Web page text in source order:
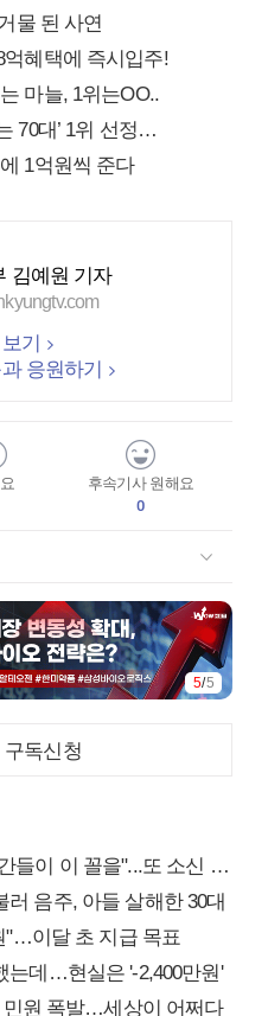
물 된 사연
혜택에 즉시입주!
마늘, 1위는OO..
70대’ 1위 선정…
1억원씩 준다
김예원 기자
기
응원하기
후속기사 원해요
0
5/5
독신청
이 이 꼴을"...또 소신 발언
음주, 아들 살해한 30대
"…이달 초 지급 목표
는데…현실은 '-2,400만원'
민원 폭발…세상이 어쩌다